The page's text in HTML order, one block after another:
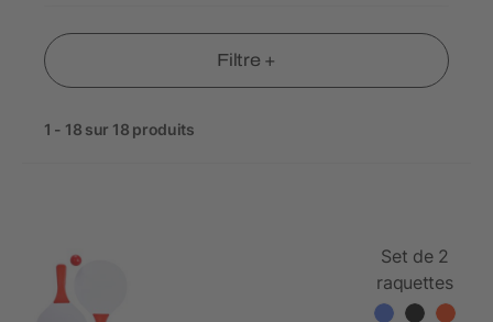
Filtre +
1 - 18 sur 18 produits
Set de 2
raquettes
de plage